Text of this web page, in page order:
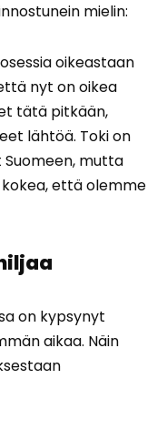
mielin:
oikeastaan
nyt on oikea
tätä pitkään,
lähtöä. Toki on
mutta
että olemme
on kypsynyt
aikaa. Näin